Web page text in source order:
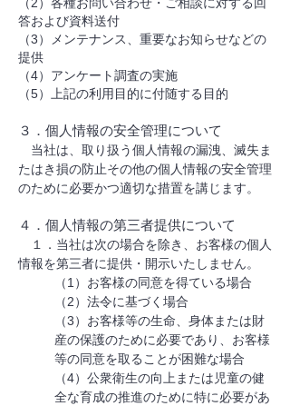
答および資料送付
（3）メンテナンス、重要なお知らせなどの
提供
​（4）アンケート調査の実施
（5）上記の利用目的に付随する目的
３．個人情報の安全管理について
当社は、取り扱う個人情報の漏洩、滅失ま
たはき損の防止その他の個人情報の安全管理
のために必要かつ適切な措置を講じます。
４．個人情報の第三者提供について
１．当社は次の場合を除き、お客様の個人
情報を第三者に提供・開示いたしません。
（1）お客様の同意を得ている場合
（2）法令に基づく場合
（3）お客様等の生命、身体または財
産の保護のために必要であり、お客様
等の同意を取ることが困難な場合
（4）公衆衛生の向上または児童の健
全な育成の推進のために特に必要があ